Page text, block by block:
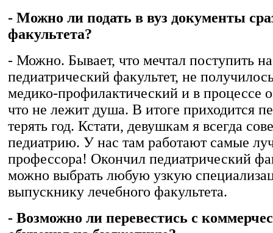
- Можно ли подать в вуз документы
факультета?
- Можно. Бывает, что мечтал поступить на
педиатрический факультет, не
медико-профилактический и в процессе
что не лежит душа. В итоге приходится
терять год. Кстати, девушкам я всегда
педиатрию. У нас там работают самые
профессора! Окончил педиатрический
можно выбрать любую узкую
выпускнику лечебного факультета.
- Возможно ли перевестись с